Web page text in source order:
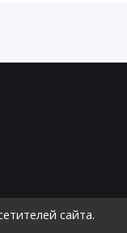
сайта.